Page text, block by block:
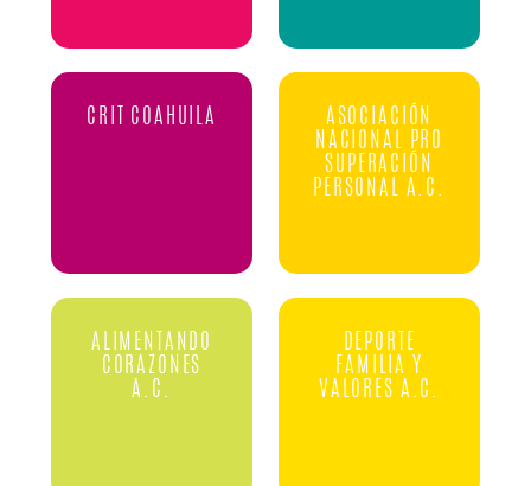
CRIT COAHUILA
ASOCIACIÓN
NACIONAL PRO
SUPERACIÓN
PERSONAL A.C.
ALIMENTANDO
CORAZONES
A.C.
DEPORTE
FAMILIA Y
VALORES A.C.